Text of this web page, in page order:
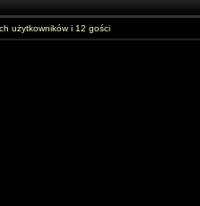
użytkowników i 12 gości